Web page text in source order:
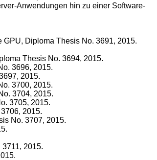
Anwendungen hin zu einer Software-
Diploma Thesis No. 3691, 2015.
Thesis No. 3694, 2015.
3696, 2015.
2015.
3700, 2015.
3704, 2015.
3705, 2015.
2015.
No. 3707, 2015.
2015.